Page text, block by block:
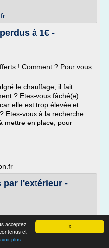
X
acceptez
et
plus
à 1€ -
! Comment ? Pour vous
le chauffage, il fait
? Etes-vous fâché(e)
elle est trop élevée et
Etes-vous à la recherche
mettre en place, pour
par l'extérieur -
la vente de chaque
en France